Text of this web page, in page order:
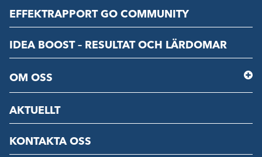
EFFEKTRAPPORT GO COMMUNITY
IDEA BOOST – RESULTAT OCH LÄRDOMAR
OM OSS
AKTUELLT
KONTAKTA OSS